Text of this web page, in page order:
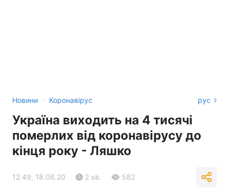
Новини › Коронавірус рус
Україна виходить на 4 тисячі
померлих від коронавірусу до
кінця року - Ляшко
12:49, 18.06.20 2 хв. 582